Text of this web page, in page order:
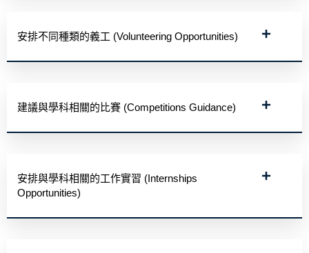
安排不同種類的義工 (Volunteering Opportunities)
建議與學科相關的比賽 (Competitions Guidance)
安排與學科相關的工作實習 (Internships
Opportunities)